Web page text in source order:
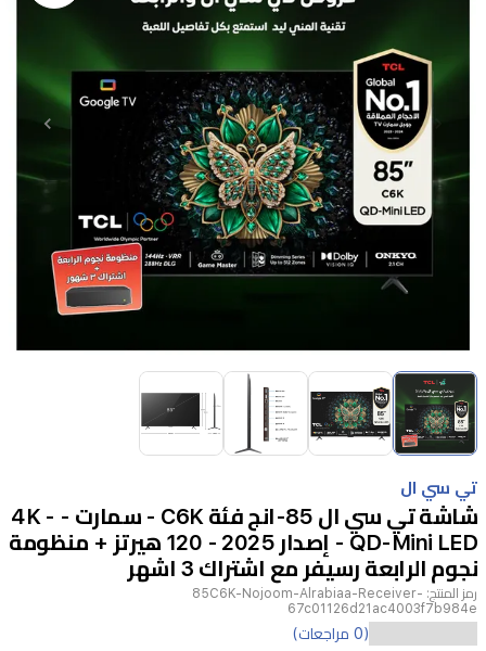
Item
of
4
1
of
4
تي سي ال
شاشة تي سي ال 85-انج فئة C6K - سمارت - 4K -
QD-Mini LED - إصدار 2025 - 120 هيرتز + منظومة
نجوم الرابعة رسيفر مع اشتراك 3 اشهر
رمز المنتج: 85C6K-Nojoom-Alrabiaa-Receiver-
67c01126d21ac4003f7b984e
(0 مراجعات)